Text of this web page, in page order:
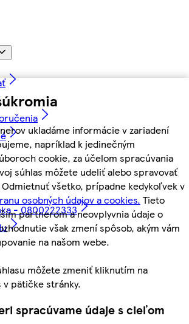
ukladáme informácie v zariadení
napríklad k jedinečným
cookie, za účelom spracúvania
súhlas môžete udeliť alebo spravovať
všetko, prípadne kedykoľvek v
osobných údajov a cookies. Tieto
partnerom a neovplyvnia údaje o
však zmení spôsob, akým vám
na našom webe.
môžete zmeniť kliknutím na
v pätičke stránky.
spracúvame údaje s cieľom
- 0800222333